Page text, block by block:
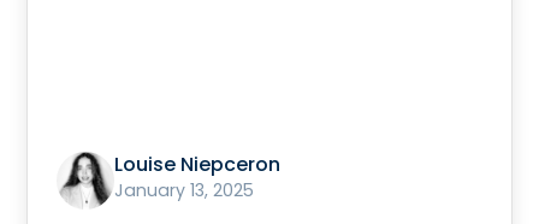
Louise Niepceron
January 13, 2025